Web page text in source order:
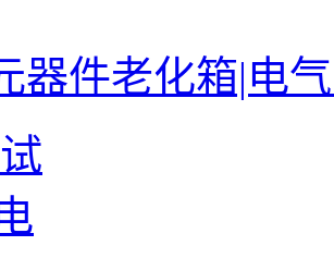
器件老化箱|电